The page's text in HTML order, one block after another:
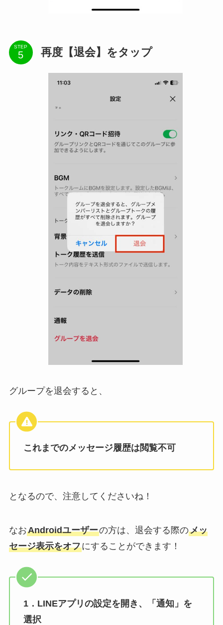
STEP 再度【退会】をタップ
グループを退会すると、
これまでのメッセージ履歴は閲覧不可
となるので、注意してくださいね！
なおAndroidユーザーの方は、退会する際のメッ
セージ表示をオフにすることができます！
1．LINEアプリの設定を開き、「通知」を
選択